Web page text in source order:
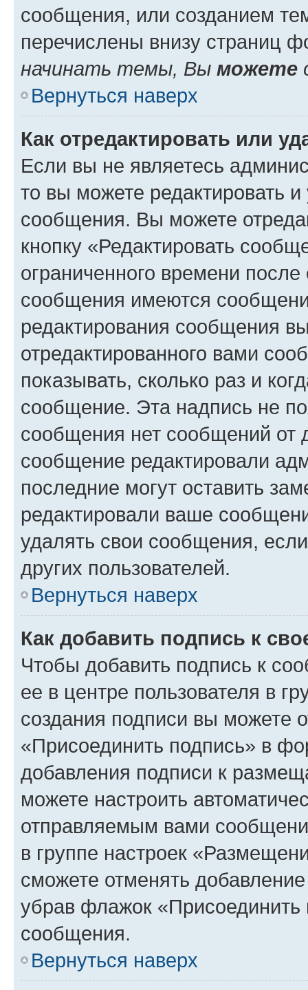
сообщения, или созданием
перечислены внизу страниц
начинать темы, Вы можете
Вернуться наверх
Как отредактировать или
Если вы не являетесь
то вы можете редактировать
сообщения. Вы можете
кнопку «Редактировать
ограниченного времени
сообщения имеются
редактирования сообщения
отредактированного вами
показывать, сколько раз и
сообщение. Эта надпись не
сообщения нет сообщений от
сообщение редактировали
последние могут оставить
редактировали ваше
удалять свои сообщения,
других пользователей.
Вернуться наверх
Как добавить подпись к
Чтобы добавить подпись к
ее в центре пользователя в
создания подписи вы можете
«Присоединить подпись» в
добавления подписи к
можете настроить
отправляемым вами
в группе настроек
сможете отменять
убрав флажок
сообщения.
Вернуться наверх